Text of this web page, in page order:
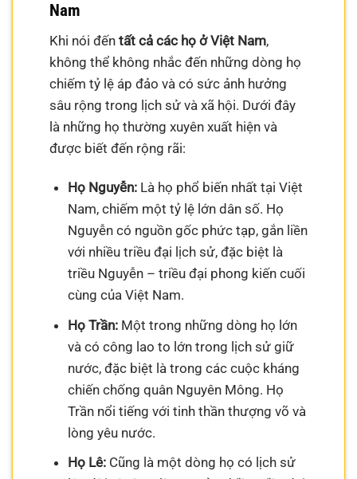
Nam
Khi nói đếntất cả các họ ở Việt Nam,
không thể không nhắc đến những dòng họ
chiếm tỷ lệ áp đảo và có sức ảnh hưởng
sâu rộng trong lịch sử và xã hội. Dưới đây
là những họ thường xuyên xuất hiện và
được biết đến rộng rãi:
Họ Nguyễn:Là họ phổ biến nhất tại Việt
Nam, chiếm một tỷ lệ lớn dân số. Họ
Nguyễn có nguồn gốc phức tạp, gắn liền
với nhiều triều đại lịch sử, đặc biệt là
triều Nguyễn – triều đại phong kiến cuối
cùng của Việt Nam.
Họ Trần:Một trong những dòng họ lớn
và có công lao to lớn trong lịch sử giữ
nước, đặc biệt là trong các cuộc kháng
chiến chống quân Nguyên Mông. Họ
Trần nổi tiếng với tinh thần thượng võ và
lòng yêu nước.
Họ Lê:Cũng là một dòng họ có lịch sử